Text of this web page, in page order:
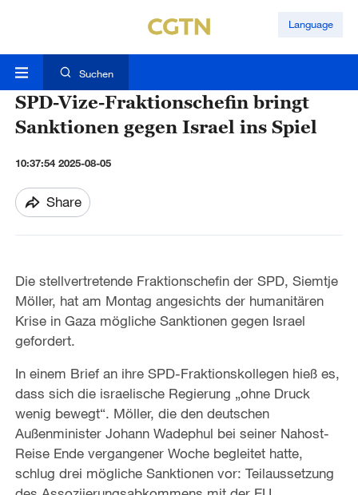
Language
Suchen
SPD-Vize-Fraktionschefin bringt
Sanktionen gegen Israel ins Spiel
10:37:54 2025-08-05
Share
Die stellvertretende Fraktionschefin der SPD, Siemtje
Möller, hat am Montag angesichts der humanitären
Krise in Gaza mögliche Sanktionen gegen Israel
gefordert.
In einem Brief an ihre SPD-Fraktionskollegen hieß es,
dass sich die israelische Regierung „ohne Druck
wenig bewegt“. Möller, die den deutschen
Außenminister Johann Wadephul bei seiner Nahost-
Reise Ende vergangener Woche begleitet hatte,
schlug drei mögliche Sanktionen vor: Teilaussetzung